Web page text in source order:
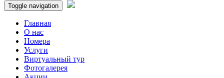
Toggle navigation
Главная
O нас
Номера
Услуги
Виртуальный тур
Фотогалерея